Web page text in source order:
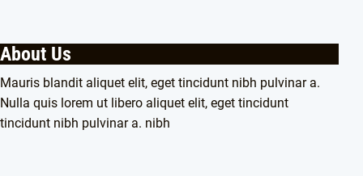
About Us
Mauris blandit aliquet elit, eget tincidunt nibh pulvinar a.
Nulla quis lorem ut libero aliquet elit, eget tincidunt
tincidunt nibh pulvinar a. nibh